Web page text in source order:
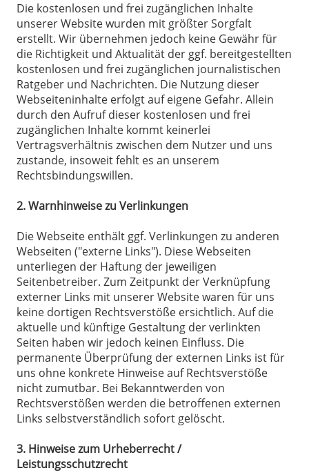
Die kostenlosen und frei zugänglichen Inhalte
unserer Website wurden mit größter Sorgfalt
erstellt. Wir übernehmen jedoch keine Gewähr für
die Richtigkeit und Aktualität der ggf. bereitgestellten
kostenlosen und frei zugänglichen journalistischen
Ratgeber und Nachrichten. Die Nutzung dieser
Webseiteninhalte erfolgt auf eigene Gefahr. Allein
durch den Aufruf dieser kostenlosen und frei
zugänglichen Inhalte kommt keinerlei
Vertragsverhältnis zwischen dem Nutzer und uns
zustande, insoweit fehlt es an unserem
Rechtsbindungswillen.
2. Warnhinweise zu Verlinkungen
Die Webseite enthält ggf. Verlinkungen zu anderen
Webseiten ("externe Links"). Diese Webseiten
unterliegen der Haftung der jeweiligen
Seitenbetreiber. Zum Zeitpunkt der Verknüpfung
externer Links mit unserer Website waren für uns
keine dortigen Rechtsverstöße ersichtlich. Auf die
aktuelle und künftige Gestaltung der verlinkten
Seiten haben wir jedoch keinen Einfluss. Die
permanente Überprüfung der externen Links ist für
uns ohne konkrete Hinweise auf Rechtsverstöße
nicht zumutbar. Bei Bekanntwerden von
Rechtsverstößen werden die betroffenen externen
Links selbstverständlich sofort gelöscht.
3. Hinweise zum Urheberrecht /
Leistungsschutzrecht